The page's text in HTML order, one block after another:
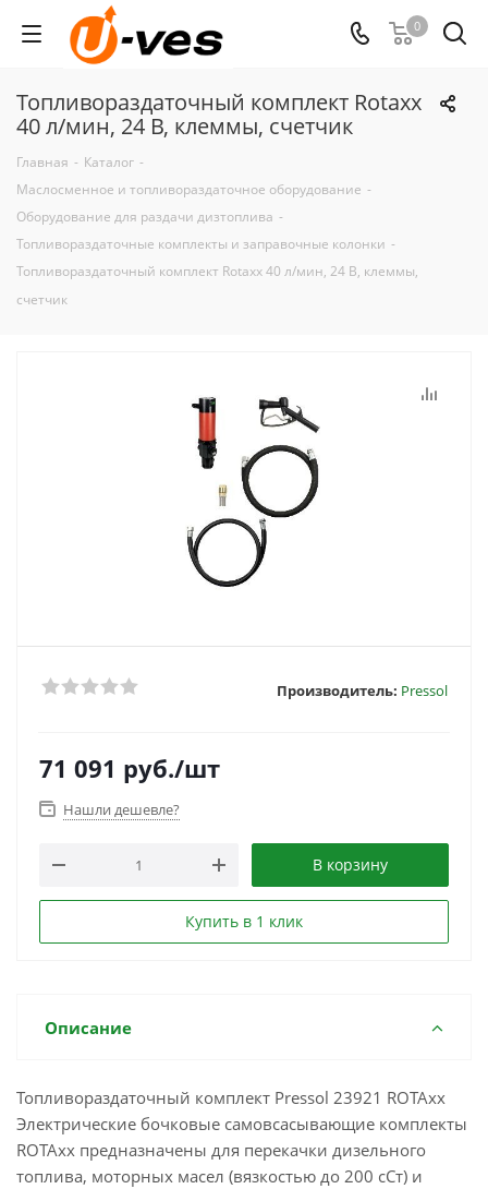
0
Топливораздаточный комплект Rotaxx
40 л/мин, 24 В, клеммы, счетчик
Главная - Каталог -
Маслосменное и топливораздаточное оборудование -
Оборудование для раздачи дизтоплива -
Топливораздаточные комплекты и заправочные колонки -
Топливораздаточный комплект Rotaxx 40 л/мин, 24 В, клеммы,
счетчик
Производитель: Pressol
71 091 руб./шт
Нашли дешевле?
В корзину
Купить в 1 клик
Описание
Топливораздаточный комплект Pressol 23921 ROTAxx
Электрические бочковые самовсасывающие комплекты
ROTAxx предназначены для перекачки дизельного
топлива, моторных масел (вязкостью до 200 сСт) и